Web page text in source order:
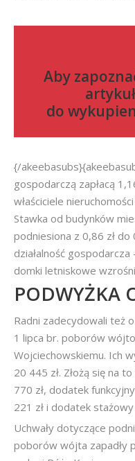
Aby
do
{/
gospodarczą zapłacą
właściciele
Stawka od budynków
podniesiona z 0,86 zł
działalność
domki letniskowe
PODWYŻKA
Radni zadecydowali też
1 lipca br. poborów
Wojciechowskiemu. Ich
20 445 zł. Złożą się na
770 zł, dodatek
221 zł i dodatek stażowy
Uchwały dotyczące
poborów wójta zapadły